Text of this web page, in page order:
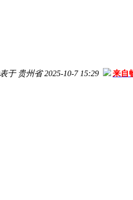
于 贵州省 2025-10-7 15:29
来自